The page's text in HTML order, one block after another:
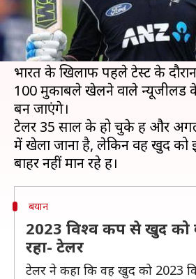
न्यूजीलैंड के दिग्गज बल्लेबाज रॉस
शानदार फॉर्म में चल रहे हैं और
हिस्सा हैं।
भारत के खिलाफ पहले टेस्ट के दौरान
100 मुकाबले खेलने वाले न्यूजीलैंड
बन जाएंगे।
टेलर 35 साल के हो चुके हैं और
में खेला जाना है, लेकिन वह खुद को
बयान
2023 विश्व कप से खुद को
रहा- टेलर
टेलर ने कहा कि वह खुद को 2023